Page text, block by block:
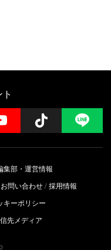
YouTube Follow
集部・運営情報
問い合わせ 採用情報
キーポリシー
先メディア